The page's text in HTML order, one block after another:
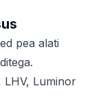
pea alati
LHV, Luminor